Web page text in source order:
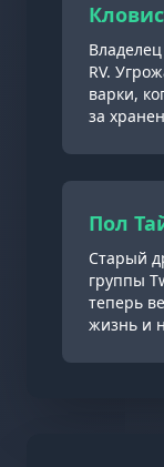
Кловис
RV.
варки,
за
Пол
Старый
группы
теперь
жизнь и